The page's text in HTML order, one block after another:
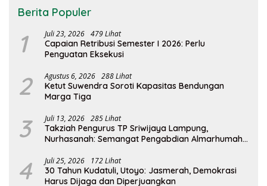
Berita Populer
1 Juli 23, 2026 479 Lihat
Capaian Retribusi Semester I 2026: Perlu
Penguatan Eksekusi
2 Agustus 6, 2026 288 Lihat
Ketut Suwendra Soroti Kapasitas Bendungan
Marga Tiga
3 Juli 13, 2026 285 Lihat
Takziah Pengurus TP Sriwijaya Lampung,
Nurhasanah: Semangat Pengabdian Almarhumah
4 Juli 25, 2026 172 Lihat
30 Tahun Kudatuli, Utoyo: Jasmerah, Demokrasi
Harus Dijaga dan Diperjuangkan